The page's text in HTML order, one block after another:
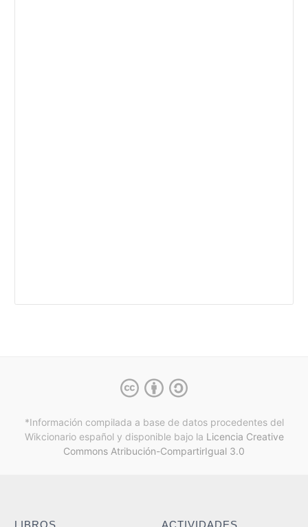
*Información compilada a base de datos procedentes del
Wikcionario español y disponible bajo la Licencia Creative
Commons Atribución-CompartirIgual 3.0